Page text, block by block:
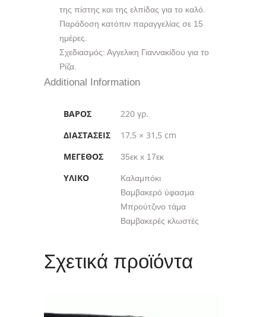
της πίστης και της ελπίδας για το καλό.
Παράδοση κατόπιν παραγγελίας σε 15
ημέρες.
Σχεδιασμός: Αγγελικη Γιαννακίδου για το
Ρίζα.
Additional Information
ΒΆΡΟΣ
220 γρ.
ΔΙΑΣΤΆΣΕΙΣ
17,5 × 31,5 cm
ΜΈΓΕΘΟΣ
35εκ x 17εκ
ΥΛΙΚΌ
Καλαμπόκι
Βαμβακερό ύφασμα
Μπρούτζινο τάμα
Βαμβακερές κλωστές
Σχετικά προϊόντα